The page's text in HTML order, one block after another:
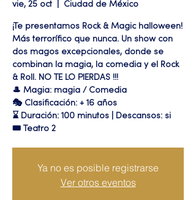
vie, 25 oct Ciudad de México
¡Te presentamos Rock & Magic halloween!
Más terrorífico que nunca. Un show con
dos magos excepcionales, donde se
combinan la magia, la comedia y el Rock
& Roll. NO TE LO PIERDAS !!!
🎩 Magia: magia / Comedia
🎭 Clasificación: + 16 años
⌛ Duración: 100 minutos | Descansos: si
🎟 Teatro 2
Ya no es posible registrarse
Ver otros eventos